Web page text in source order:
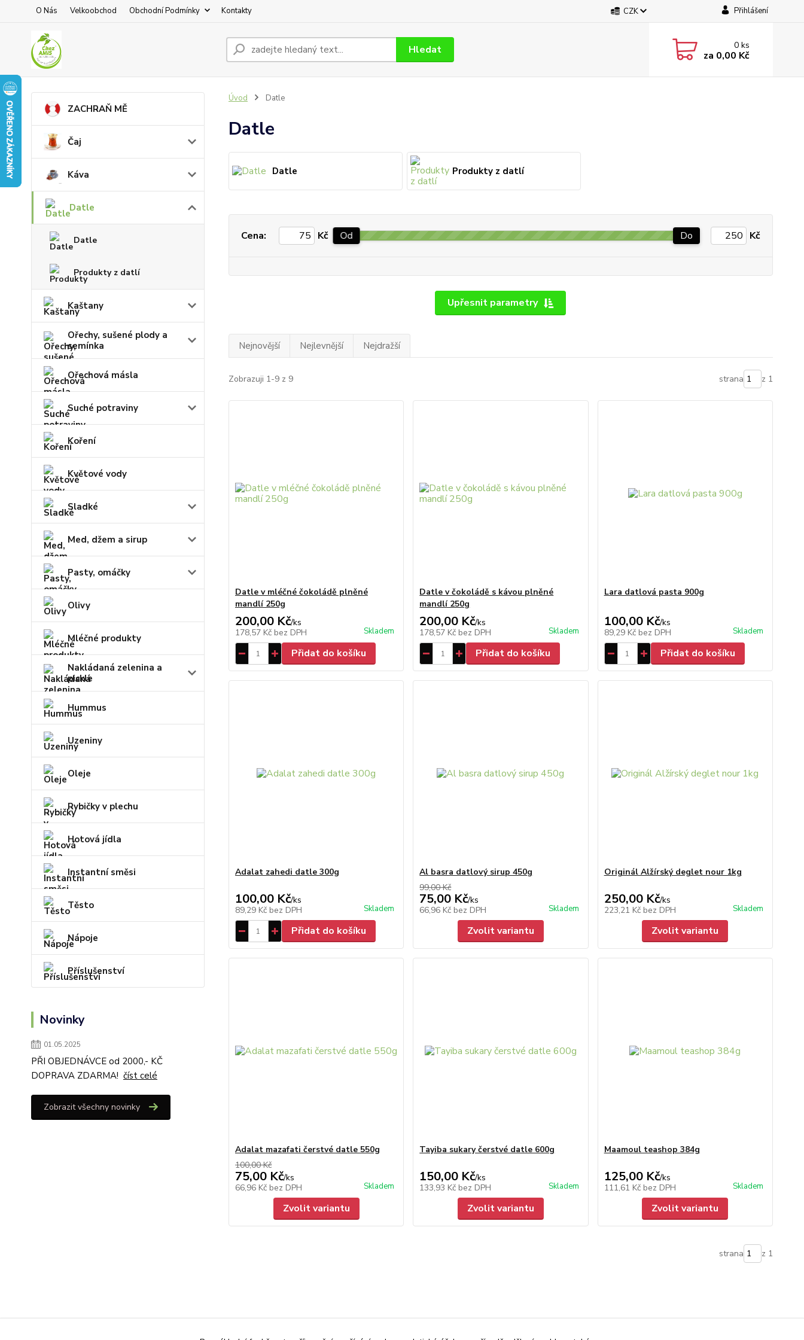
O Nás Velkoobchod Obchodní Podmínky Kontakty CZK Přihlášení
Hledat 0ks
za 0,00 Kč
ZACHRAŇ MĚ
Čaj
Káva
Datle
Datle
Produkty z datlí
Kaštany
Ořechy, sušené plody a
semínka
Ořechová másla
Suché potraviny
Koření
Květové vody
Sladké
Med, džem a sirup
Pasty, omáčky
Olivy
Mléčné produkty
Nakládaná zelenina a
pickle
Hummus
Uzeniny
Oleje
Rybičky v plechu
Hotová jídla
Instantní směsi
Těsto
Nápoje
Příslušenství
Novinky
01.05.2025
PŘI OBJEDNÁVCE od 2000,- KČ
DOPRAVA ZDARMA! číst celé
Zobrazit všechny novinky
Úvod Datle
Datle
Datle Produkty z datlí
Upřesnit parametry
Cena: Kč Od Do Kč
Nejnovější Nejlevnější Nejdražší
Zobrazuji 1-9 z 9 strana z 1
Datle v mléčné čokoládě plněné
mandlí 250g
200,00 Kč/ks
178,57 Kč bez DPH Skladem
Přidat do košíku
Datle v čokoládě s kávou plněné
mandlí 250g
200,00 Kč/ks
178,57 Kč bez DPH Skladem
Přidat do košíku
Lara datlová pasta 900g
100,00 Kč/ks
89,29 Kč bez DPH Skladem
Přidat do košíku
Adalat zahedi datle 300g
100,00 Kč/ks
89,29 Kč bez DPH Skladem
Přidat do košíku
Al basra datlový sirup 450g
99,00 Kč
75,00 Kč/ks
66,96 Kč bez DPH Skladem
Zvolit variantu
Originál Alžírský deglet nour 1kg
250,00 Kč/ks
223,21 Kč bez DPH Skladem
Zvolit variantu
Adalat mazafati čerstvé datle 550g
100,00 Kč
75,00 Kč/ks
66,96 Kč bez DPH Skladem
Zvolit variantu
Tayiba sukary čerstvé datle 600g
150,00 Kč/ks
133,93 Kč bez DPH Skladem
Zvolit variantu
Maamoul teashop 384g
125,00 Kč/ks
111,61 Kč bez DPH Skladem
Zvolit variantu
strana z 1